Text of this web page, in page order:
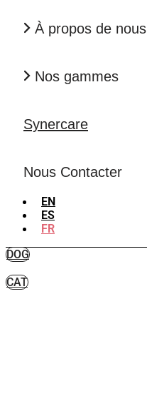
À propos de nous
Nos gammes
Synercare
Nous Contacter
EN
ES
FR
DOG
CAT